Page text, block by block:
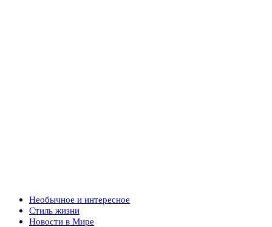
Необычное и интересное
Стиль жизни
Новости в Мире